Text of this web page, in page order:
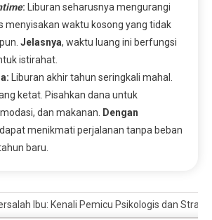
: Liburan seharusnya mengurangi
menyisakan waktu kosong yang tidak
Jelasnya, waktu luang ini berfungsi
istirahat.
Liburan akhir tahun seringkali mahal.
ketat. Pisahkan dana untuk
dan makanan.
Dengan
menikmati perjalanan tanpa beban
baru.
Ibu: Kenali Pemicu Psikologis dan